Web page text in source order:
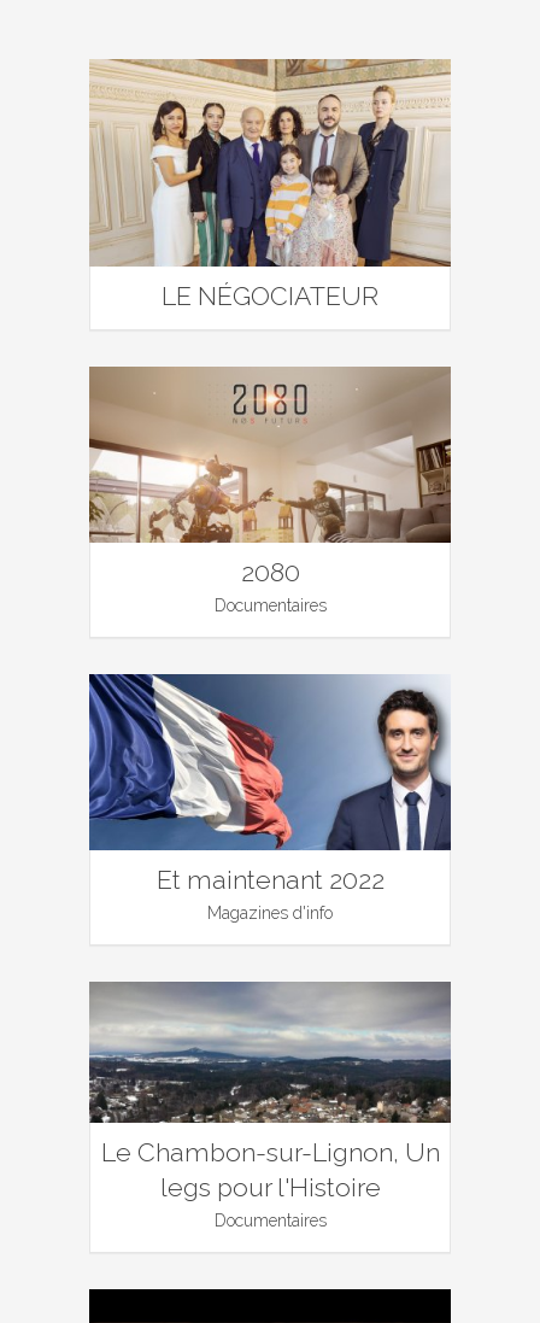
LE NÉGOCIATEUR
2080
Documentaires
Et maintenant 2022
Magazines d'info
Le Chambon-sur-Lignon, Un
legs pour l'Histoire
Documentaires